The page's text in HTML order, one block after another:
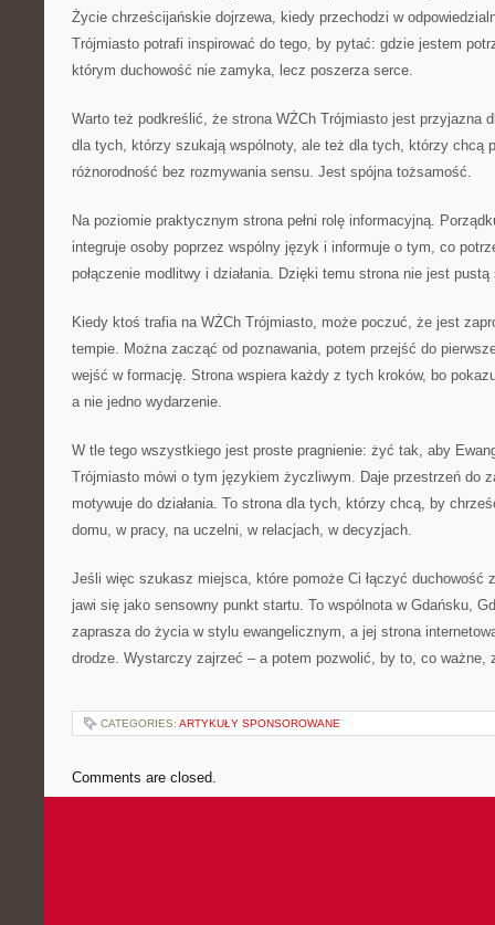
Życie chrześcijańskie dojrzewa, kiedy przechodzi w
Trójmiasto potrafi inspirować do tego, by pytać: gdzie jestem
którym duchowość nie zamyka, lecz poszerza serce.
Warto też podkreślić, że strona WŻCh Trójmiasto jest przyjazna
dla tych, którzy szukają wspólnoty, ale też dla tych, którzy chcą
różnorodność bez rozmywania sensu. Jest spójna tożsamość.
Na poziomie praktycznym strona pełni rolę informacyjną.
integruje osoby poprzez wspólny język i informuje o tym, co
połączenie modlitwy i działania. Dzięki temu strona nie jest
Kiedy ktoś trafia na WŻCh Trójmiasto, może poczuć, że jest
tempie. Można zacząć od poznawania, potem przejść do
wejść w formację. Strona wspiera każdy z tych kroków, bo
a nie jedno wydarzenie.
W tle tego wszystkiego jest proste pragnienie: żyć tak, aby
Trójmiasto mówi o tym językiem życzliwym. Daje przestrzeń do
motywuje do działania. To strona dla tych, którzy chcą, by
domu, w pracy, na uczelni, w relacjach, w decyzjach.
Jeśli więc szukasz miejsca, które pomoże Ci łączyć duchowość
jawi się jako sensowny punkt startu. To wspólnota w Gdańsku,
zaprasza do życia w stylu ewangelicznym, a jej strona
drodze. Wystarczy zajrzeć – a potem pozwolić, by to, co ważne,
CATEGORIES: ARTYKUŁY SPONSOROWANE
Comments are closed.